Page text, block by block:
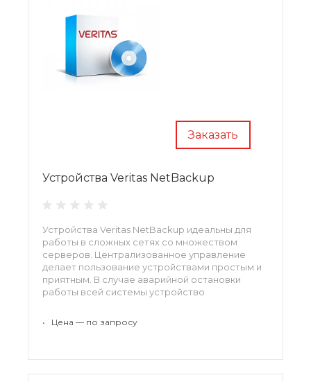
Заказать
Устройства Veritas NetBackup
Устройства Veritas NetBackup идеальны для
работы в сложных сетях со множеством
серверов. Централизованное управление
делает пользование устройствами простым и
приятным. В случае аварийной остановки
работы всей системы устройство
информационной безопасности системы даже
• Цена — по запросу